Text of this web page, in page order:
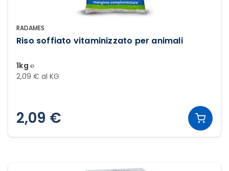
RADAMES
Riso soffiato vitaminizzato per animali
1kg ℮
2,09 € al KG
2,09 €